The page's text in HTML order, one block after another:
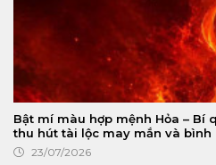
Bật mí màu hợp mệnh Hỏa – Bí
thu hút tài lộc may mắn và bình
23/07/2026